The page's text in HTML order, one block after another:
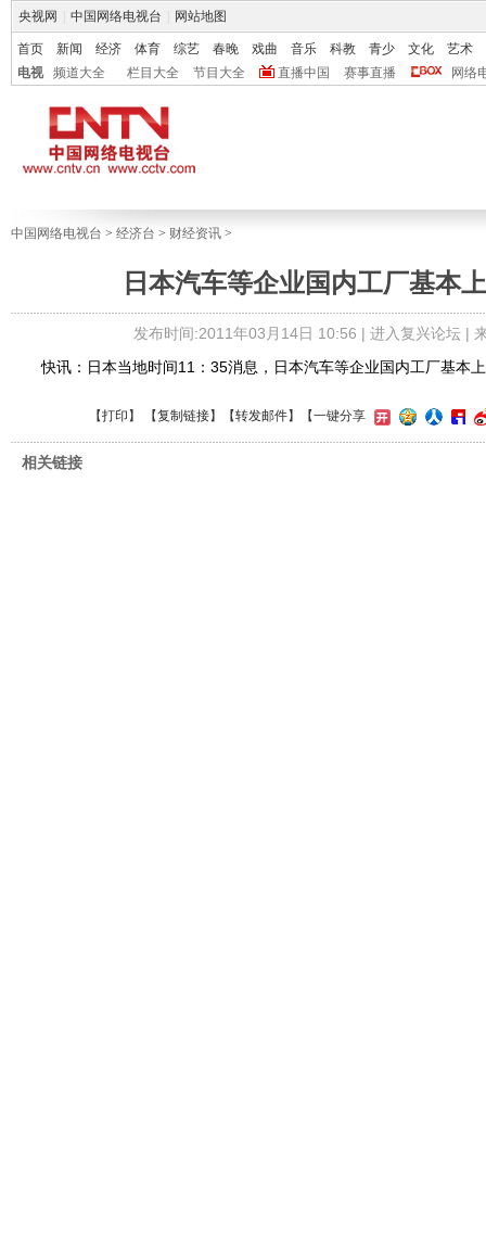
央视网 中国网络电视台 网站地图
首页 新闻 经济 体育 综艺 春晚 戏曲 音乐 科教 青少 文化
艺术
电视
频道大全 栏目大全 节目大全 直播中国 赛事直播 网络
中国网络电视台 > 经济台 > 财经资讯 >
日本汽车等企业国内工厂基本
发布时间:2011年03月14日 10:56 | 进入复兴论坛|
快讯：日本当地时间11：35消息，日本汽车等企业国内工厂基本
【打印 】 【复制链接】【转发邮件】 【一键分享
相关链接